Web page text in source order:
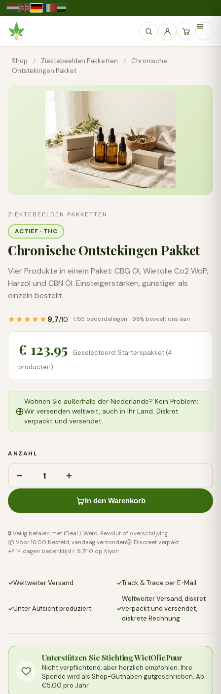
Shop / Ziektebeelden Pakketten /
Chronische
Ontstekingen Pakket
ZIEKTEBEELDEN PAKKETTEN
ACTIEF · THC
Chronische Ontstekingen Pakket
Vier Produkte in einem Paket: CBG Öl, Wietolie Co2 WoP,
Harzöl und CBN Öl. Einsteigerstärken, günstiger als
einzeln bestellt.
★★★★★ 9,7/10 1.155 beoordelingen 98% beveelt ons aan
€ 123,95
Geselecteerd: Starterspakket (4
producten)
Wohnen Sie außerhalb der Niederlande? Kein Problem:
Wir versenden weltweit, auch in Ihr Land. Diskret
verpackt und versendet.
ANZAHL
− +
In den Warenkorb
🔒 Veilig betalen met iDeal / Wero, Revolut of overschrijving
📦 Voor 16:00 besteld, vandaag verzonden🤫 Discreet verpakt
↩️ 14 dagen bedenktijd⭐ 9,7/10 op Kiyoh
✓Weltweiter Versand ✓Track & Trace per E-Mail
✓Unter Aufsicht produziert ✓
Weltweiter Versand, diskret
verpackt und versendet,
diskrete Rechnung
Unterstützen Sie Stichting WietOliePuur
Nicht verpflichtend, aber herzlich empfohlen. Ihre
Spende wird als Shop-Guthaben gutgeschrieben. Ab
€5,00 pro Jahr.